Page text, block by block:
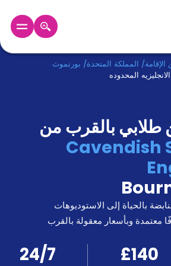
GBPالإقامة/ المملكة المتحدة/ بورنموث
المحدوده
بالقرب من
Cavendish
بالحياة إلى الاستوديوهات
معتمدة وبأسعار معقولة بالقرب
£140
24/7